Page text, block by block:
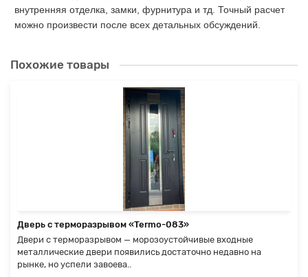
внутренняя отделка, замки, фурнитура и тд. Точный расчет
можно произвести после всех детальных обсуждений.
Похожие товары
Дверь с терморазрывом «Termo-083»
Двери с терморазрывом — морозоустойчивые входные
металлические двери появились достаточно недавно на
рынке, но успели завоева..